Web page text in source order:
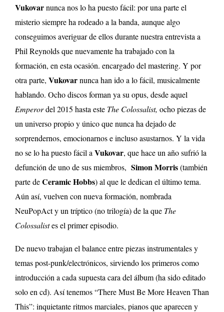
Vukovarnunca nos lo ha puesto fácil: por una parte el
misterio siempre ha rodeado a la banda, aunque algo
conseguimos averiguar de ellos durante nuestra entrevista a
Phil Reynolds que nuevamente ha trabajado con la
formación, en esta ocasión. encargado del mastering. Y por
otra parte, Vukovarnunca han ido a lo fácil, musicalmente
hablando. Ocho discos forman ya su opus, desde aquel
Emperordel 2015 hasta este The Colossalist, ocho piezas de
un universo propio y único que nunca ha dejado de
sorprendernos, emocionarnos e incluso asustarnos. Y la vida
no se lo ha puesto fácil a Vukovar, que hace un año sufrió la
defunción de uno de sus miembros, Simon Morris(también
parte deCeramic Hobbs) al que le dedican el último tema.
Aún así, vuelven con nueva formación, nombrada
NeuPopAct y un tríptico (no trilogía) de la que The
Colossalistes el primer episodio.
De nuevo trabajan el balance entre piezas instrumentales y
temas post-punk/electrónicos, sirviendo los primeros como
introducción a cada supuesta cara del álbum (ha sido editado
solo en cd). Así tenemos “There Must Be More Heaven Than
This”: inquietante ritmos marciales, pianos que aparecen y